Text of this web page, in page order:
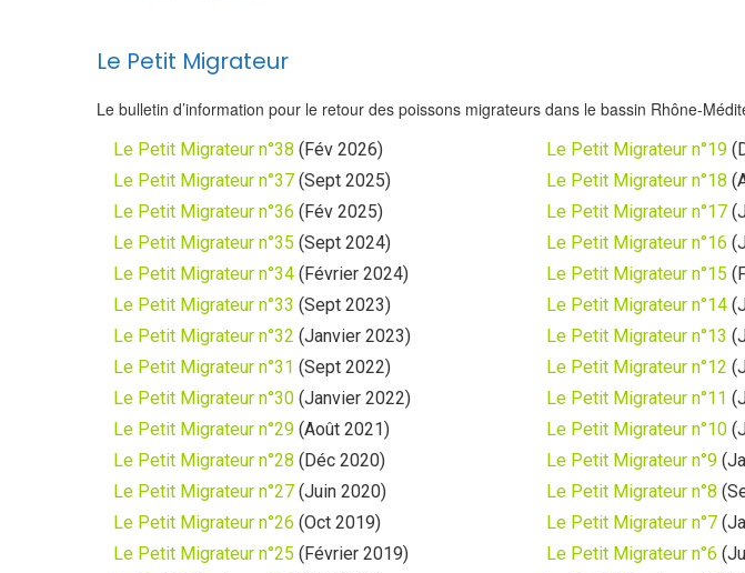
Le Petit Migrateur
Le bulletin d’information pour le retour des poissons migrateurs dans le bassin Rhône-
Le Petit Migrateur n°38 (Fév 2026)
Le Petit Migrateur n°37 (Sept 2025)
Le Petit Migrateur n°36 (Fév 2025)
Le Petit Migrateur n°35 (Sept 2024)
Le Petit Migrateur n°34 (Février 2024)
Le Petit Migrateur n°33 (Sept 2023)
Le Petit Migrateur n°32 (Janvier 2023)
Le Petit Migrateur n°31 (Sept 2022)
Le Petit Migrateur n°30 (Janvier 2022)
Le Petit Migrateur n°29 (Août 2021)
Le Petit Migrateur n°28 (Déc 2020)
Le Petit Migrateur n°27 (Juin 2020)
Le Petit Migrateur n°26 (Oct 2019)
Le Petit Migrateur n°25 (Février 2019)
Le Petit Migrateur n°19
Le Petit Migrateur n°18
Le Petit Migrateur n°17
Le Petit Migrateur n°16
Le Petit Migrateur n°15
Le Petit Migrateur n°14
Le Petit Migrateur n°13
Le Petit Migrateur n°12
Le Petit Migrateur n°11
Le Petit Migrateur n°10
Le Petit Migrateur n°9
Le Petit Migrateur n°8
Le Petit Migrateur n°7
Le Petit Migrateur n°6